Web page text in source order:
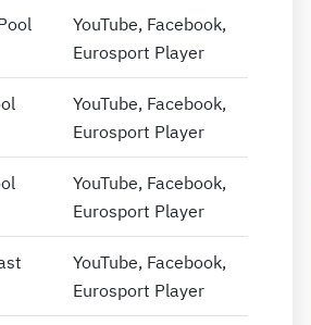
YouTube, Facebook,
Eurosport Player
YouTube, Facebook,
Eurosport Player
YouTube, Facebook,
Eurosport Player
YouTube, Facebook,
Eurosport Player